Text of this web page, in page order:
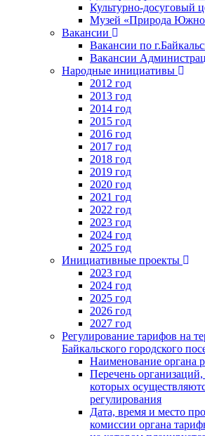
Культурно-досуговый
Музей «Природа
Вакансии
Вакансии по
Вакансии
Народные инициативы
2012 год
2013 год
2014 год
2015 год
2016 год
2017 год
2018 год
2019 год
2020 год
2021 год
2022 год
2023 год
2024 год
2025 год
Инициативные проекты
2023 год
2024 год
2025 год
2026 год
2027 год
Регулирование тарифов на
Байкальского городского
Наименование органа
Перечень
которых
регулирования
Дата, время и место
комиссии органа